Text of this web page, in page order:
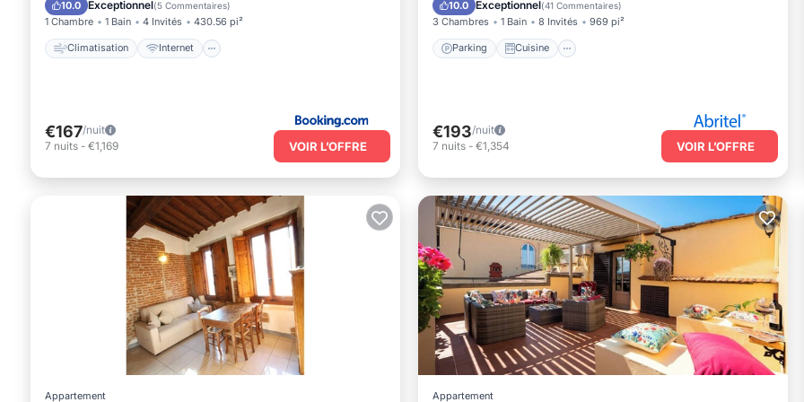
10.0 Exceptionnel(5 Commentaires)
1 Chambre 1 Bain 4 Invités 430.56 pi²
Climatisation Internet
€167/nuit
7 nuits - €1,169 VOIR L’OFFRE
10.0 Exceptionnel(41 Commentaires)
3 Chambres 1 Bain 8 Invités 969 pi²
Parking Cuisine
€193/nuit
7 nuits - €1,354 VOIR L’OFFRE
Appartement Appartement